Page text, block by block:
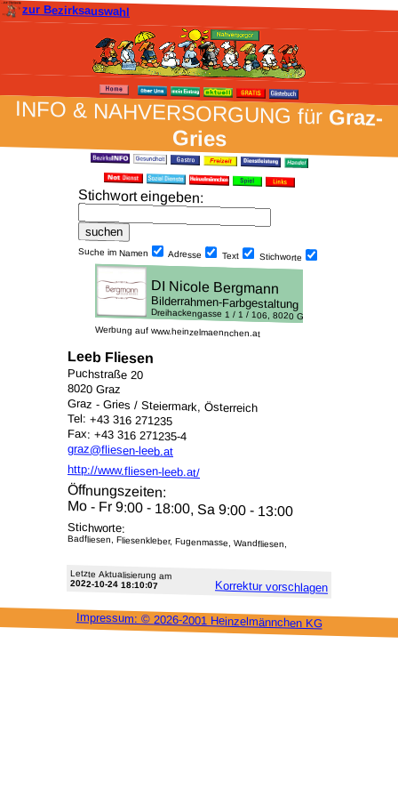
zur Bezirksauswahl
INFO & NAH­VER­SORG­UNG fürGraz-
Gries
Stich­wort ein­geben:
Suche im Namen Adresse Text Stich­worte
Werbung auf www.heinzelmaennchen.at
Leeb Fliesen
Puchstraße 20
8020 Graz
Graz - Gries / Steiermark, Österreich
Tel: +43 316 271235
Fax: +43 316 271235-4
graz@fliesen-leeb.at
http://www.fliesen-leeb.at/
Öffnungszeiten:
Mo - Fr 9:00 - 18:00, Sa 9:00 - 13:00
Stichworte:
Badfliesen, Fliesenkleber, Fugenmasse, Wandfliesen,
Letzte Aktu­alisie­rung am
2022-10-24 18:10:07 Korrektur vor­schlagen
Impressum: © 2026-2001 Heinzel­männchen KG